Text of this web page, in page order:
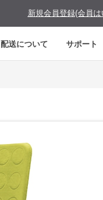
新規会員登録(会員
配送について サポート